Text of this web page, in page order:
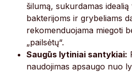
šilumą, sukurdamas
bakterijoms ir grybeliams
rekomenduojama miegoti
„pailsėtų“.
Saugūs lytiniai santykiai:
naudojimas apsaugo nuo